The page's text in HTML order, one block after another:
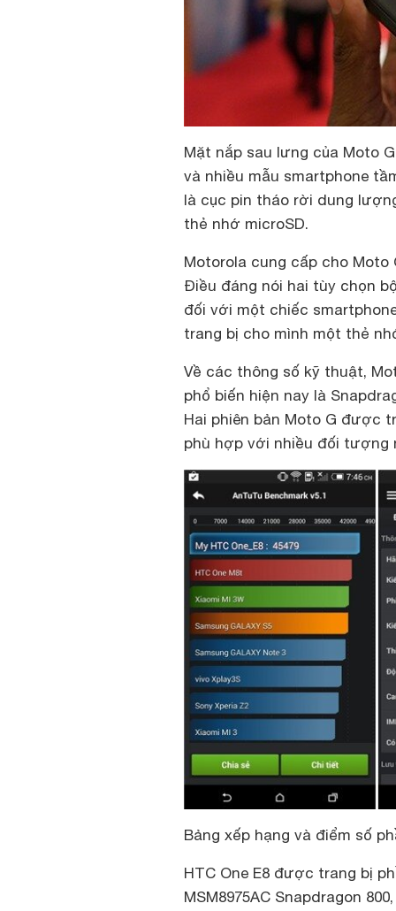
Mặt nắp sau lưng của Moto
và nhiều mẫu smartphone
là cục pin tháo rời dung
thẻ nhớ microSD.
Motorola cung cấp cho Moto
Điều đáng nói hai tùy chọn
đối với một chiếc
trang bị cho mình một thẻ
Về các thông số kỹ thuật,
phổ biến hiện nay là
Hai phiên bản Moto G được
phù hợp với nhiều đối tượng
Bảng xếp hạng và điểm số
HTC One E8 được trang bị
MSM8975AC Snapdragon